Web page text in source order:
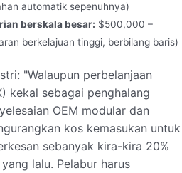
automatik sepenuhnya)
berskala besar: $500,000 –
berkelajuan tinggi, berbilang baris)
"Walaupun perbelanjaan
kekal sebagai penghalang
OEM modular dan
kos kemasukan untuk
sebanyak kira-kira 20%
lalu. Pelabur harus